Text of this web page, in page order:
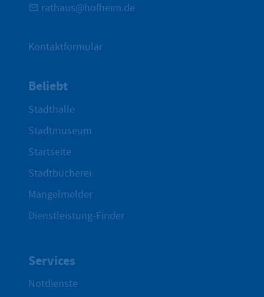
rathaus@hofheim.de
Kontaktformular
Beliebt
Stadthalle
Stadtmuseum
Startseite
Stadtbücherei
Mängelmelder
Dienstleistung-Finder
Services
Notdienste